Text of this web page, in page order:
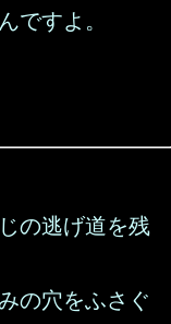
ですよ。
の逃げ道を残
の穴をふさぐ